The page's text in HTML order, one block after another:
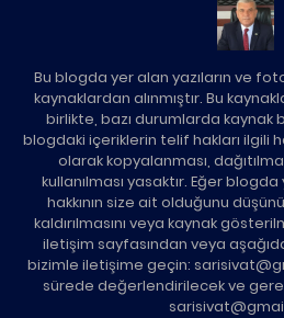
Bu blogda yer alan yazıların ve
kaynaklardan alınmıştır. Bu
birlikte, bazı durumlarda kaynak
blogdaki içeriklerin telif hakları ilgili
olarak kopyalanması,
kullanılması yasaktır. Eğer
hakkının size ait olduğunu
kaldırılmasını veya kaynak
iletişim sayfasından veya
bizimle iletişime geçin:
sürede değerlendirilecek ve